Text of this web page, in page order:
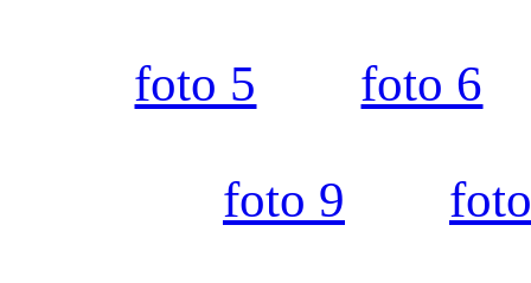
foto 5 foto 6
foto 9